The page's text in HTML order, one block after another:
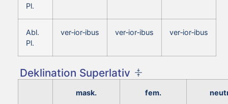
Pl.
Abl.
Pl.
ver‑ior‑ibus ver‑ior‑ibus ver‑ior‑ibus
Deklination Superlativ
mask. fem.